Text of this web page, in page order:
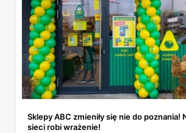
Sklepy ABC zmieniły się nie do poznania!
sieci robi wrażenie!